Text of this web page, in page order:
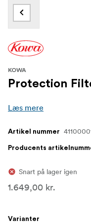
KOWA
Protection
Læs mere
Artikel nummer
Producents
Snart på lager igen
1.649,00 kr.
Varianter